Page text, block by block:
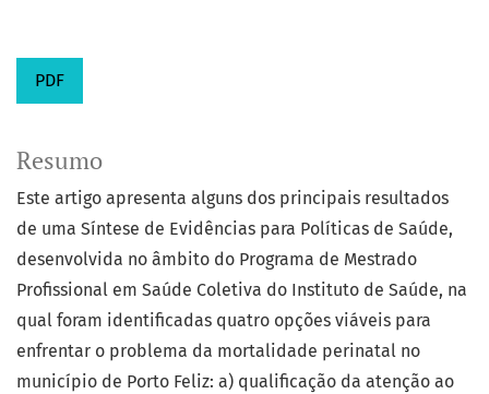
PDF
Resumo
Este artigo apresenta alguns dos principais resultados
de uma Síntese de Evidências para Políticas de Saúde,
desenvolvida no âmbito do Programa de Mestrado
Profissional em Saúde Coletiva do Instituto de Saúde, na
qual foram identificadas quatro opções viáveis para
enfrentar o problema da mortalidade perinatal no
município de Porto Feliz: a) qualificação da atenção ao